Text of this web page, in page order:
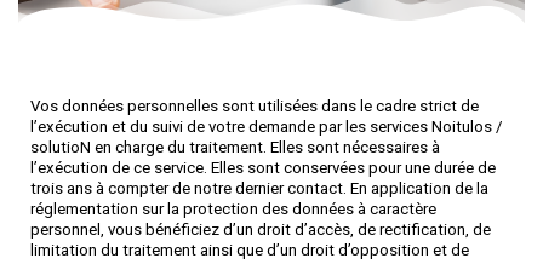
Vos données personnelles sont utilisées dans le cadre strict de
l’exécution et du suivi de votre demande par les services Noitulos /
solutioN en charge du traitement. Elles sont nécessaires à
l’exécution de ce service. Elles sont conservées pour une durée de
trois ans à compter de notre dernier contact. En application de la
réglementation sur la protection des données à caractère
personnel, vous bénéficiez d’un droit d’accès, de rectification, de
limitation du traitement ainsi que d’un droit d’opposition et de